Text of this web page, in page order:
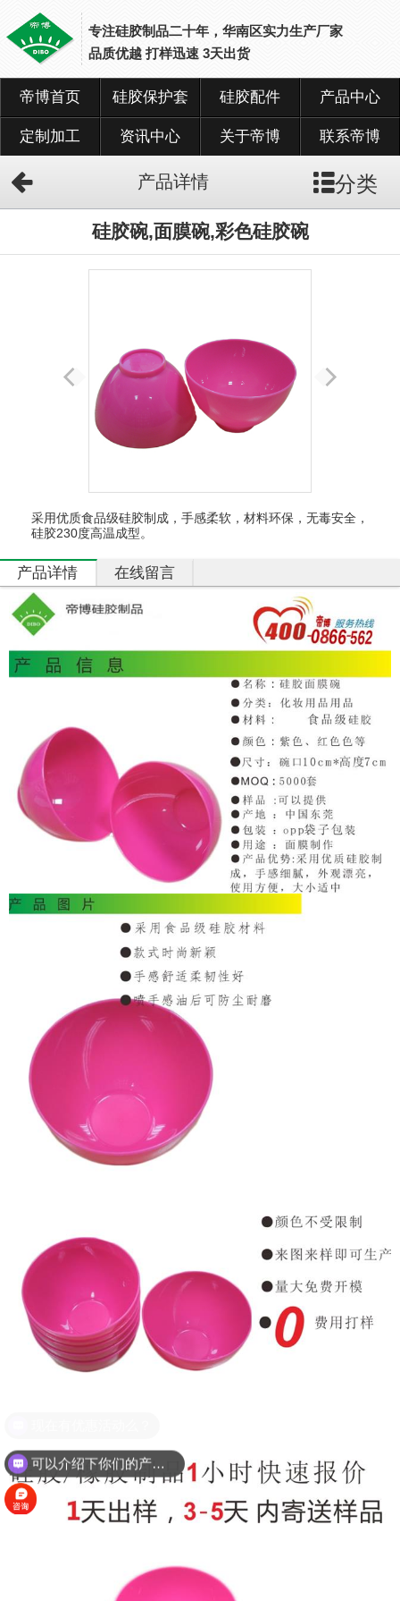
网
站
首
胶
套
胶
日
用
品
产
品
中
心
工
讯
中
关
于
心
联
系
帝
专注硅胶制品二十年，华南区实力生产厂家
品质优越 打样迅速 3天出货
帝博首页 硅胶保护套 硅胶配件 产品中心
定制加工 资讯中心 关于帝博 联系帝博
产品详情 分类
硅胶碗,面膜碗,彩色硅胶碗
采用优质食品级硅胶制成，手感柔软，材料环保，无毒安全，
硅胶230度高温成型。
产品详情 在线留言
可以介绍下你们的产品么？